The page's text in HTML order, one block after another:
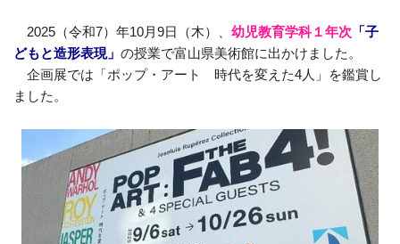
2025（令和7）年10月9日（木）、 幼児教育学科１年次 「子
どもと造形表現」 の授業で富山県美術館に出かけました。
企画展では「ポップ・アート 時代を変えた4人」を鑑賞し
ました。